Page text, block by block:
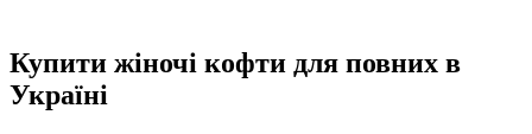
Купити жіночі кофти для повних в
Україні